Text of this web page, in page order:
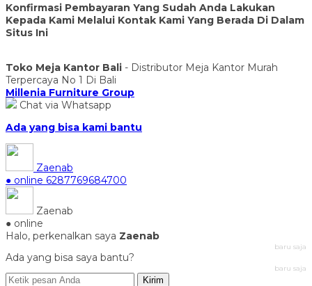
Konfirmasi Pembayaran Yang Sudah Anda Lakukan
Kepada Kami Melalui Kontak Kami Yang Berada Di Dalam
Situs Ini
Toko Meja Kantor Bali - Distributor Meja Kantor Murah
Terpercaya No 1 Di Bali
Millenia Furniture Group
Chat via Whatsapp
Ada yang bisa kami bantu
Zaenab
● online 6287769684700
Zaenab
● online
Halo, perkenalkan saya Zaenab
baru saja
Ada yang bisa saya bantu?
baru saja
Kirim